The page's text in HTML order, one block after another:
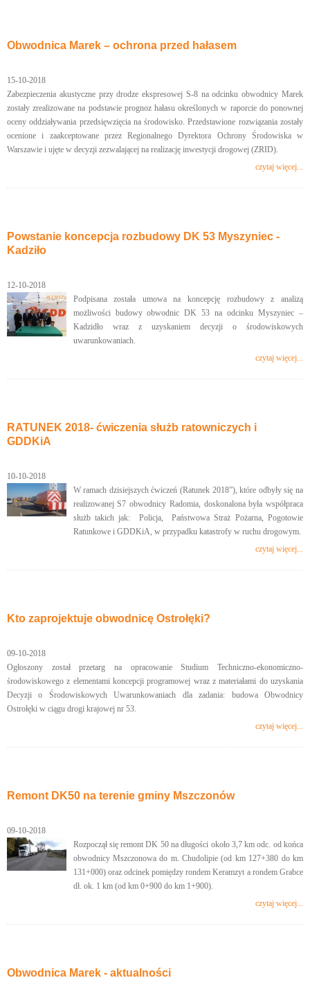
Obwodnica Marek – ochrona przed hałasem
15-10-2018
Zabezpieczenia akustyczne przy drodze ekspresowej S-8 na odcinku obwodnicy Marek
zostały zrealizowane na podstawie prognoz hałasu określonych w raporcie do ponownej
oceny oddziaływania przedsięwzięcia na środowisko. Przedstawione rozwiązania zostały
ocenione i zaakceptowane przez Regionalnego Dyrektora Ochrony Środowiska w
Warszawie i ujęte w decyzji zezwalającej na realizację inwestycji drogowej (ZRID).
czytaj więcej...
Powstanie koncepcja rozbudowy DK 53 Myszyniec -
Kadziło
12-10-2018
Podpisana została umowa na koncepcję rozbudowy z analizą
możliwości budowy obwodnic DK 53 na odcinku Myszyniec –
Kadzidło wraz z uzyskaniem decyzji o środowiskowych
uwarunkowaniach.
czytaj więcej...
RATUNEK 2018- ćwiczenia służb ratowniczych i
GDDKiA
10-10-2018
W ramach dzisiejszych ćwiczeń (Ratunek 2018”), które odbyły się na
realizowanej S7 obwodnicy Radomia, doskonalona była współpraca
służb takich jak: Policja, Państwowa Straż Pożarna, Pogotowie
Ratunkowe i GDDKiA, w przypadku katastrofy w ruchu drogowym.
czytaj więcej...
Kto zaprojektuje obwodnicę Ostrołęki?
09-10-2018
Ogłoszony został przetarg na opracowanie Studium Techniczno-ekonomiczno-
środowiskowego z elementami koncepcji programowej wraz z materiałami do uzyskania
Decyzji o Środowiskowych Uwarunkowaniach dla zadania: budowa Obwodnicy
Ostrołęki w ciągu drogi krajowej nr 53.
czytaj więcej...
Remont DK50 na terenie gminy Mszczonów
09-10-2018
Rozpoczął się remont DK 50 na długości około 3,7 km odc. od końca
obwodnicy Mszczonowa do m. Chudolipie (od km 127+380 do km
131+000) oraz odcinek pomiędzy rondem Keramzyt a rondem Grabce
dł. ok. 1 km (od km 0+900 do km 1+900).
czytaj więcej...
Obwodnica Marek - aktualności